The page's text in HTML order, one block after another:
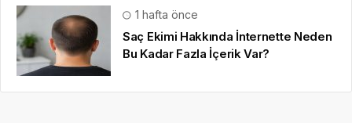
1 hafta önce
Saç Ekimi Hakkında İnternette Neden
Bu Kadar Fazla İçerik Var?